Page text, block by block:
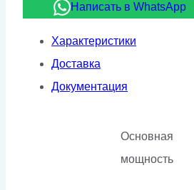
Написать в WhatsApp
Характеристики
Доставка
Документация
Основная
мощность